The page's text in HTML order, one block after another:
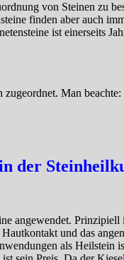
von Steinen zu
finden aber auch
ist einerseits
Man
der
angewendet.
und das
als